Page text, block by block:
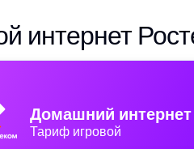
интернет
Домашний интернет
Тариф игровой